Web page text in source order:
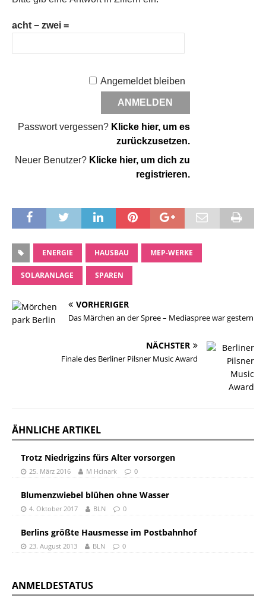
acht − zwei =
Angemeldet bleiben
Passwort vergessen? Klicke hier, um es
zurückzusetzen.
Neuer Benutzer? Klicke hier, um dich zu
registrieren.
ENERGIE HAUSBAU MEP-WERKE
SOLARANLAGE SPAREN
VORHERIGER
Das Märchen an der Spree – Mediaspree war gestern
NÄCHSTER
Finale des Berliner Pilsner Music Award
ÄHNLICHE ARTIKEL
Trotz Niedrigzins fürs Alter vorsorgen
25. März 2016 M Hcinark 0
Blumenzwiebel blühen ohne Wasser
4. Oktober 2017 BLN 0
Berlins größte Hausmesse im Postbahnhof
23. August 2013 BLN 0
ANMELDESTATUS